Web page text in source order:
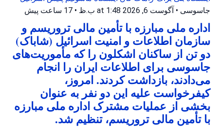
جاسوسی • آگوست 6, 2026 at 1:48 ب.ظ • 17 ساعت پیش
اداره ملی مبارزه با تأمین مالی تروریسم و
سازمان اطلاعات و امنیت اسرائیل (شاباک)
دو تن از ساکنان اشکلون را که مأموریت‌های
جاسوسی برای اطلاعات ایران را انجام
می‌دادند، بازداشت کردند. امروز،
کیفرخواست علیه این دو نفر به عنوان
بخشی از عملیات مشترک اداره ملی مبارزه
با تأمین مالی تروریسم، تنظیم شد.